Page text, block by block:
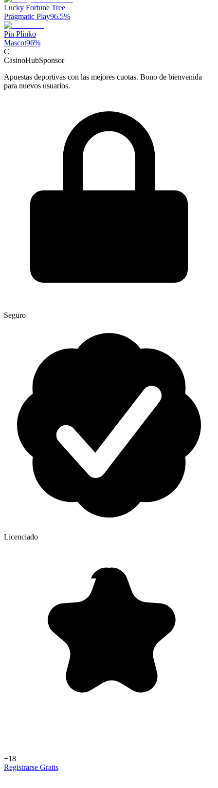
Lucky Fortune Tree
Pragmatic Play96.5%
Pin Plinko
Mascot96%
C
CasinoHubSponsor
Apuestas deportivas con las mejores cuotas. Bono de bienvenida
para nuevos usuarios.
Seguro
Licenciado
+18
Registrarse Gratis